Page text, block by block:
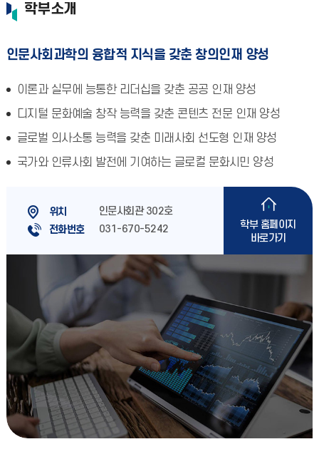
학부소개
인문사회과학의 융합적 지식을 갖춘 창의인재 양성
이론과 실무에 능통한 리더십을 갖춘 공공 인재 양성
디지털 문화예술 창작 능력을 갖춘 콘텐츠 전문 인재 양성
글로벌 의사소통 능력을 갖춘 미래사회 선도형 인재 양성
국가와 인류사회 발전에 기여하는 글로컬 문화시민 양성
위치
인문사회관 302호
전화번호
031-670-5242
학부 홈페이지
바로가기